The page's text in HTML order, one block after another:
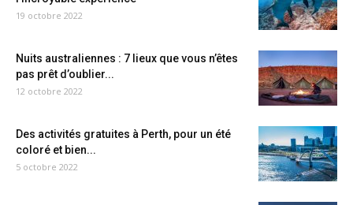
19 octobre 2022
Nuits australiennes : 7 lieux que vous n’êtes
pas prêt d’oublier...
12 octobre 2022
Des activités gratuites à Perth, pour un été
coloré et bien...
5 octobre 2022